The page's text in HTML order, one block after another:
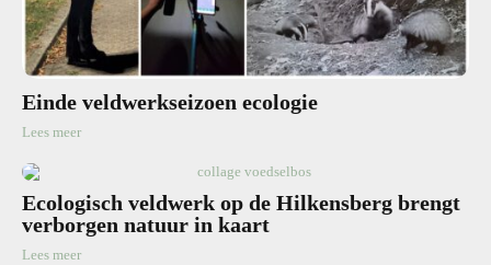
Einde veldwerkseizoen ecologie
Lees meer
Ecologisch veldwerk op de Hilkensberg brengt
verborgen natuur in kaart
Lees meer